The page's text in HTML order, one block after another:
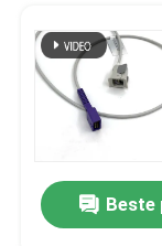
Bijbehorende
NIBP-Manchet
NIBP-
Beste